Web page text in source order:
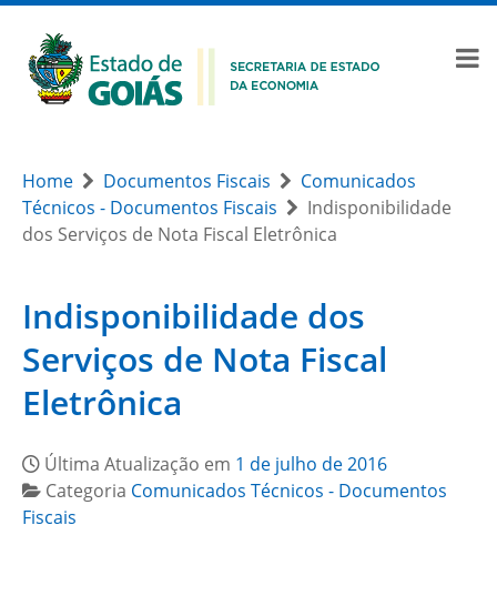
Home Documentos Fiscais
Comunicados
Técnicos - Documentos Fiscais
Indisponibilidade
dos Serviços de Nota Fiscal Eletrônica
Indisponibilidade dos
Serviços de Nota Fiscal
Eletrônica
Última Atualização em 1 de julho de 2016
Categoria Comunicados Técnicos - Documentos
Fiscais